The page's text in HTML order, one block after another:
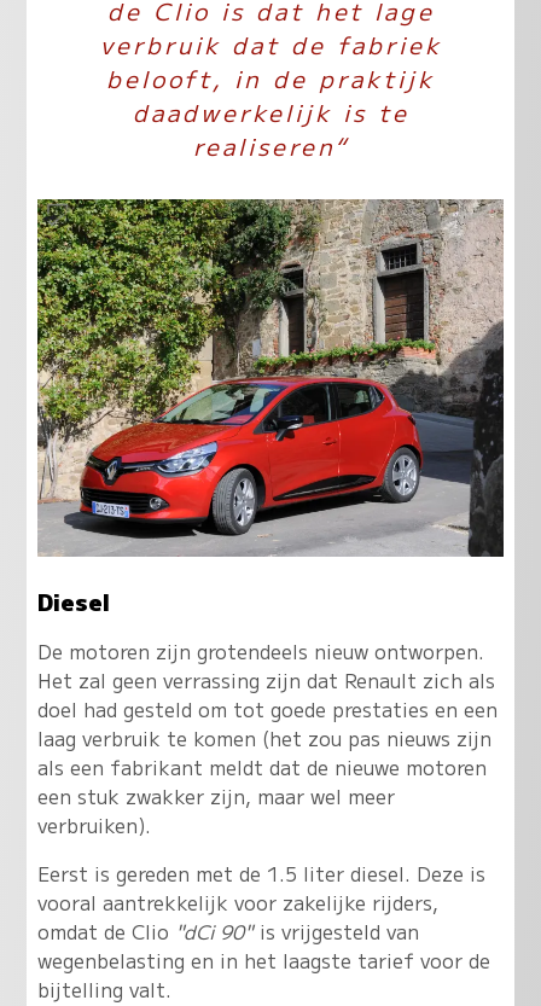
de Clio is dat het lage
verbruik dat de fabriek
belooft, in de praktijk
daadwerkelijk is te
realiseren“
Diesel
De motoren zijn grotendeels nieuw ontworpen.
Het zal geen verrassing zijn dat Renault zich als
doel had gesteld om tot goede prestaties en een
laag verbruik te komen (het zou pas nieuws zijn
als een fabrikant meldt dat de nieuwe motoren
een stuk zwakker zijn, maar wel meer
verbruiken).
Eerst is gereden met de 1.5 liter diesel. Deze is
vooral aantrekkelijk voor zakelijke rijders,
omdat de Clio "dCi 90"is vrijgesteld van
wegenbelasting en in het laagste tarief voor de
bijtelling valt.